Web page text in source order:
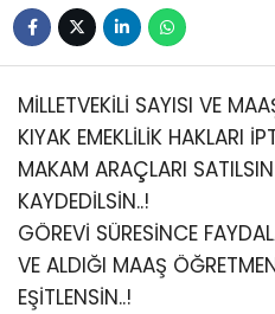
MİLLETVEKİLİ SAYISI VE
KIYAK EMEKLİLİK HAKLARI
MAKAM ARAÇLARI
KAYDEDİLSİN..!
GÖREVİ SÜRESİNCE
VE ALDIĞI MAAŞ
EŞİTLENSİN..!